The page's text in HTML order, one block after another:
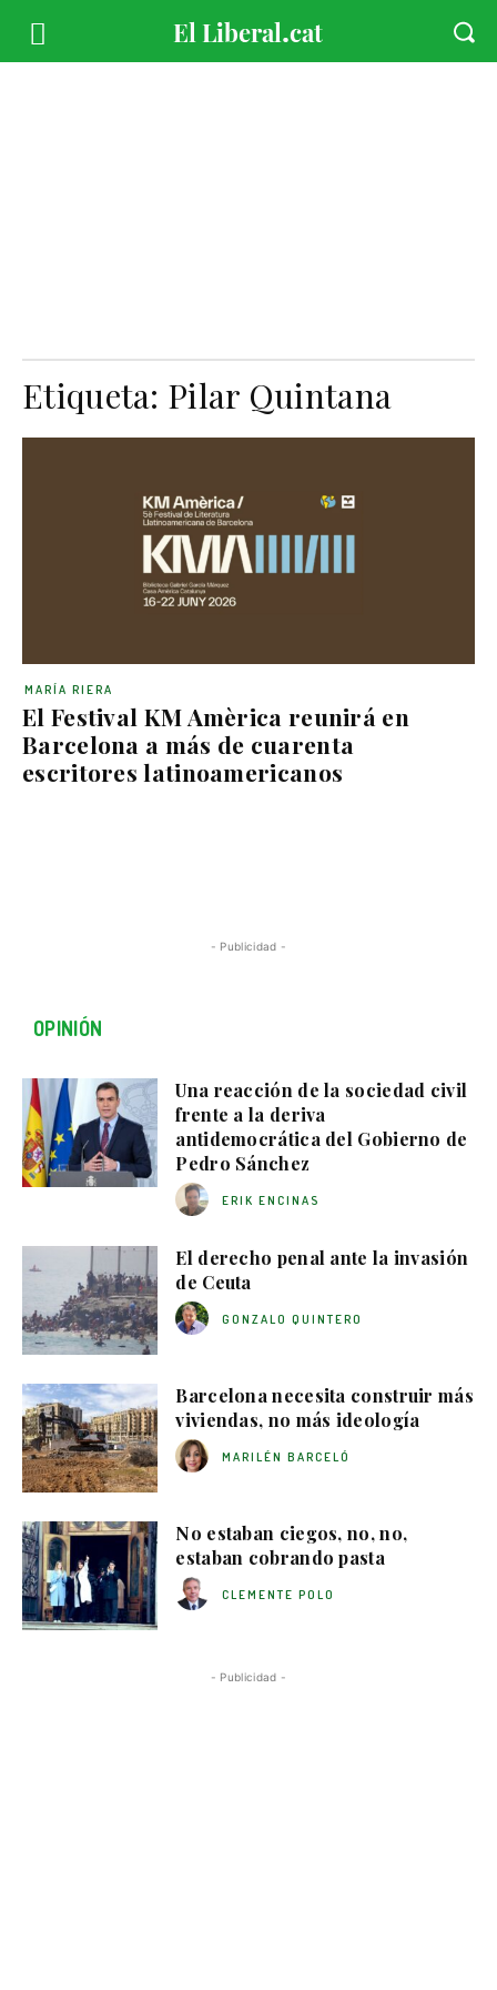
Etiqueta: Pilar Quintana
El Festival KM Amèrica reunirá en
Barcelona a más de cuarenta
escritores latinoamericanos
MARÍA RIERA
- Publicidad -
OPINIÓN
Una reacción de la sociedad civil
frente a la deriva
antidemocrática del Gobierno de
Pedro Sánchez
ERIK ENCINAS
El derecho penal ante la invasión
de Ceuta
GONZALO QUINTERO
Barcelona necesita construir más
viviendas, no más ideología
MARILÉN BARCELÓ
No estaban ciegos, no, no,
estaban cobrando pasta
CLEMENTE POLO
- Publicidad -